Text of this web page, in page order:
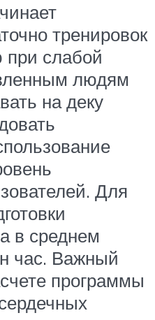
тренировок
при слабой
людям
на деку
Для
в среднем
час. Важный
программы